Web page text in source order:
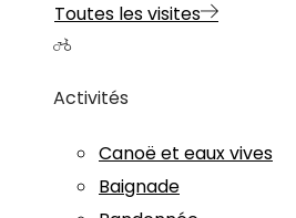
Toutes les visites
Activités
Canoë et eaux vives
Baignade